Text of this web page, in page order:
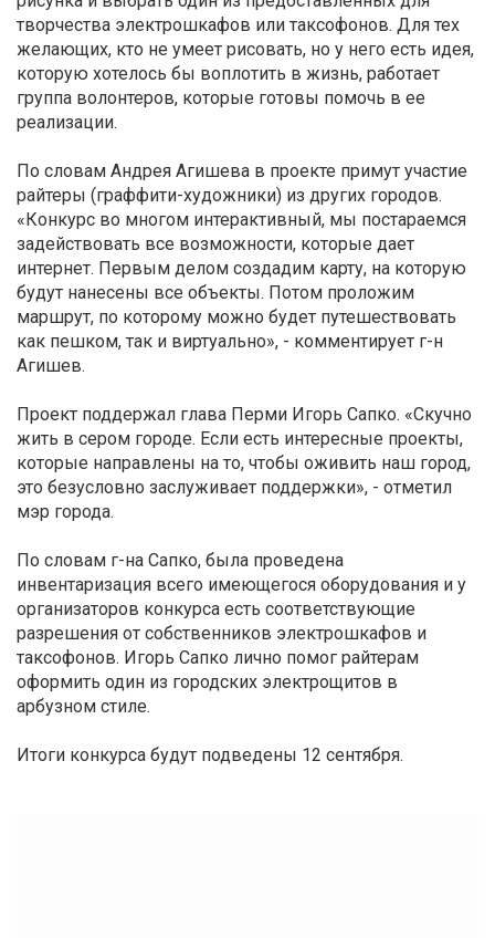
творчества электрошкафов или таксофонов. Для тех
желающих, кто не умеет рисовать, но у него есть идея,
которую хотелось бы воплотить в жизнь, работает
группа волонтеров, которые готовы помочь в ее
реализации.
По словам Андрея Агишева в проекте примут участие
райтеры (граффити-художники) из других городов.
«Конкурс во многом интерактивный, мы постараемся
задействовать все возможности, которые дает
интернет. Первым делом создадим карту, на которую
будут нанесены все объекты. Потом проложим
маршрут, по которому можно будет путешествовать
как пешком, так и виртуально», - комментирует г-н
Агишев.
Проект поддержал глава Перми Игорь Сапко. «Скучно
жить в сером городе. Если есть интересные проекты,
которые направлены на то, чтобы оживить наш город,
это безусловно заслуживает поддержки», - отметил
мэр города.
По словам г-на Сапко, была проведена
инвентаризация всего имеющегося оборудования и у
организаторов конкурса есть соответствующие
разрешения от собственников электрошкафов и
таксофонов. Игорь Сапко лично помог райтерам
оформить один из городских электрощитов в
арбузном стиле.
Итоги конкурса будут подведены 12 сентября.